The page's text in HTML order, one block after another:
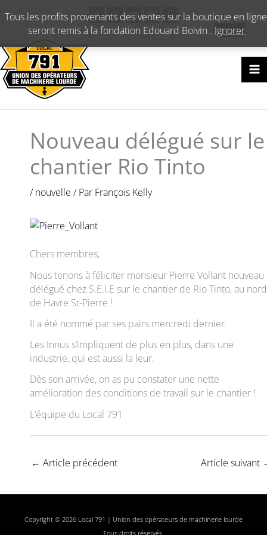
Tous les profits provenants des ventes sur la boutique en
seront remis à la fondation Edouard Boivin . Ignorer
au
contenu
Nouveau délégué sur le
chantier Rio Tinto
/nouvelle / Par François Kelly
Chers membres,
Nous tenons à féliciter monsieur Pierre Vollant nouveau
délégué chez S.E.I.E sur le chantier de Rio Tinto, au nord
de Havre St-Pierre !
Il a été nommé par ses pairs mercredi dernier.
Les Innus s’impliquent de plus en plus, dans une
industrie, qui est aussi la leur.
Dès son arrivée, on as pu constater une nette
amélioration des conditions de travail sur le chantier !
L’équipe du Local 791
← Article précédent Article suivant
Copyright © 2026 Local 791 | Union des opérateurs de machinerie lourde
Tous droits réservés.